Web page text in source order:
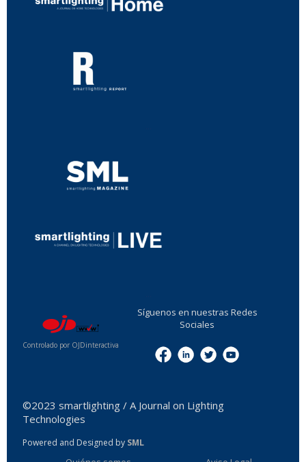
Controlado por OJDinteractiva
Síguenos en nuestras Redes
Sociales
©2023 smartlighting / A Journal on Lighting
Technologies
Powered and Designed by SML